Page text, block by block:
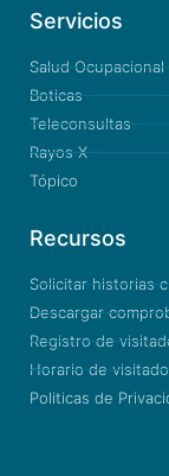
Servicios
Salud Ocupacional
Boticas
Teleconsultas
Rayos X
Tópico
Recursos
Solicitar historias
Descargar
Registro de
Horario de
Politicas de